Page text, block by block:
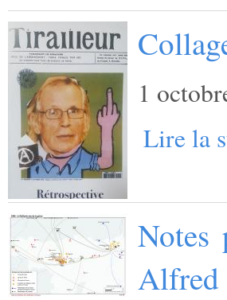
1
Lire la
Notes
Alfred